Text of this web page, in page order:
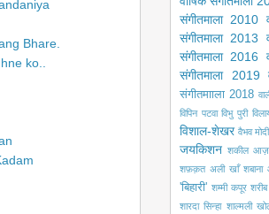
Bhare.
ko..
संगीतमाला 2010
संगीतमाला 2013
संगीतमाला 2016
संगीतमाला 2019
संगीतमााला 2018
विपिन पटवा विभु पुरी
विशाल-शेखर वैभव मोदी
जयकिशन शकील
शफ़क़त अली खाँ
'बिहारी' शम्मी कपूर
शारदा सिन्हा शाल्मली